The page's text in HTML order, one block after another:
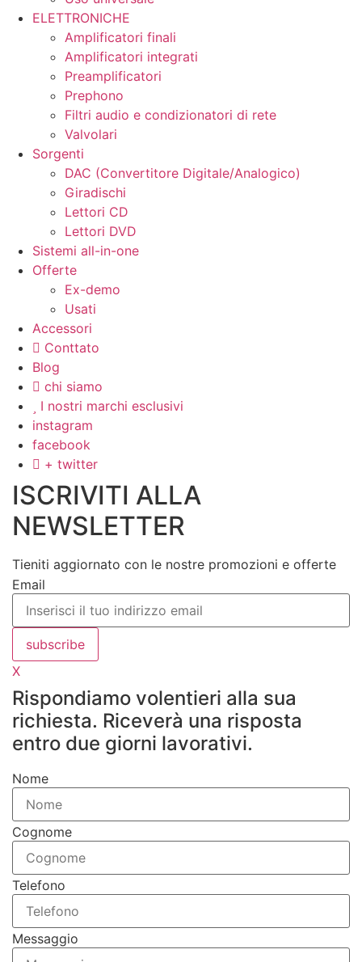
ELETTRONICHE
Amplificatori finali
Amplificatori integrati
Preamplificatori
Prephono
Filtri audio e condizionatori di rete
Valvolari
Sorgenti
DAC (Convertitore Digitale/Analogico)
Giradischi
Lettori CD
Lettori DVD
Sistemi all-in-one
Offerte
Ex-demo
Usati
Accessori
Conttato
Blog
chi siamo
I nostri marchi esclusivi
instagram
facebook
+ twitter
ISCRIVITI ALLA
NEWSLETTER
Tieniti aggiornato con le nostre promozioni e offerte
Email
subscribe
X
Rispondiamo volentieri alla sua
richiesta. Riceverà una risposta
entro due giorni lavorativi.
Nome
Cognome
Telefono
Messaggio